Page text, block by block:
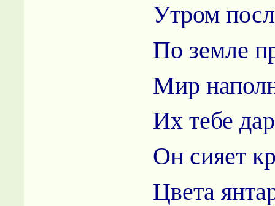
Утром
По земле
Мир
Их тебе
Он сияет
Цвета